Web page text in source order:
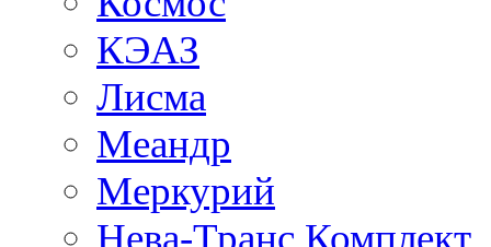
КЭАЗ
Лисма
Меандр
Меркурий
Нева-Транс Комплект